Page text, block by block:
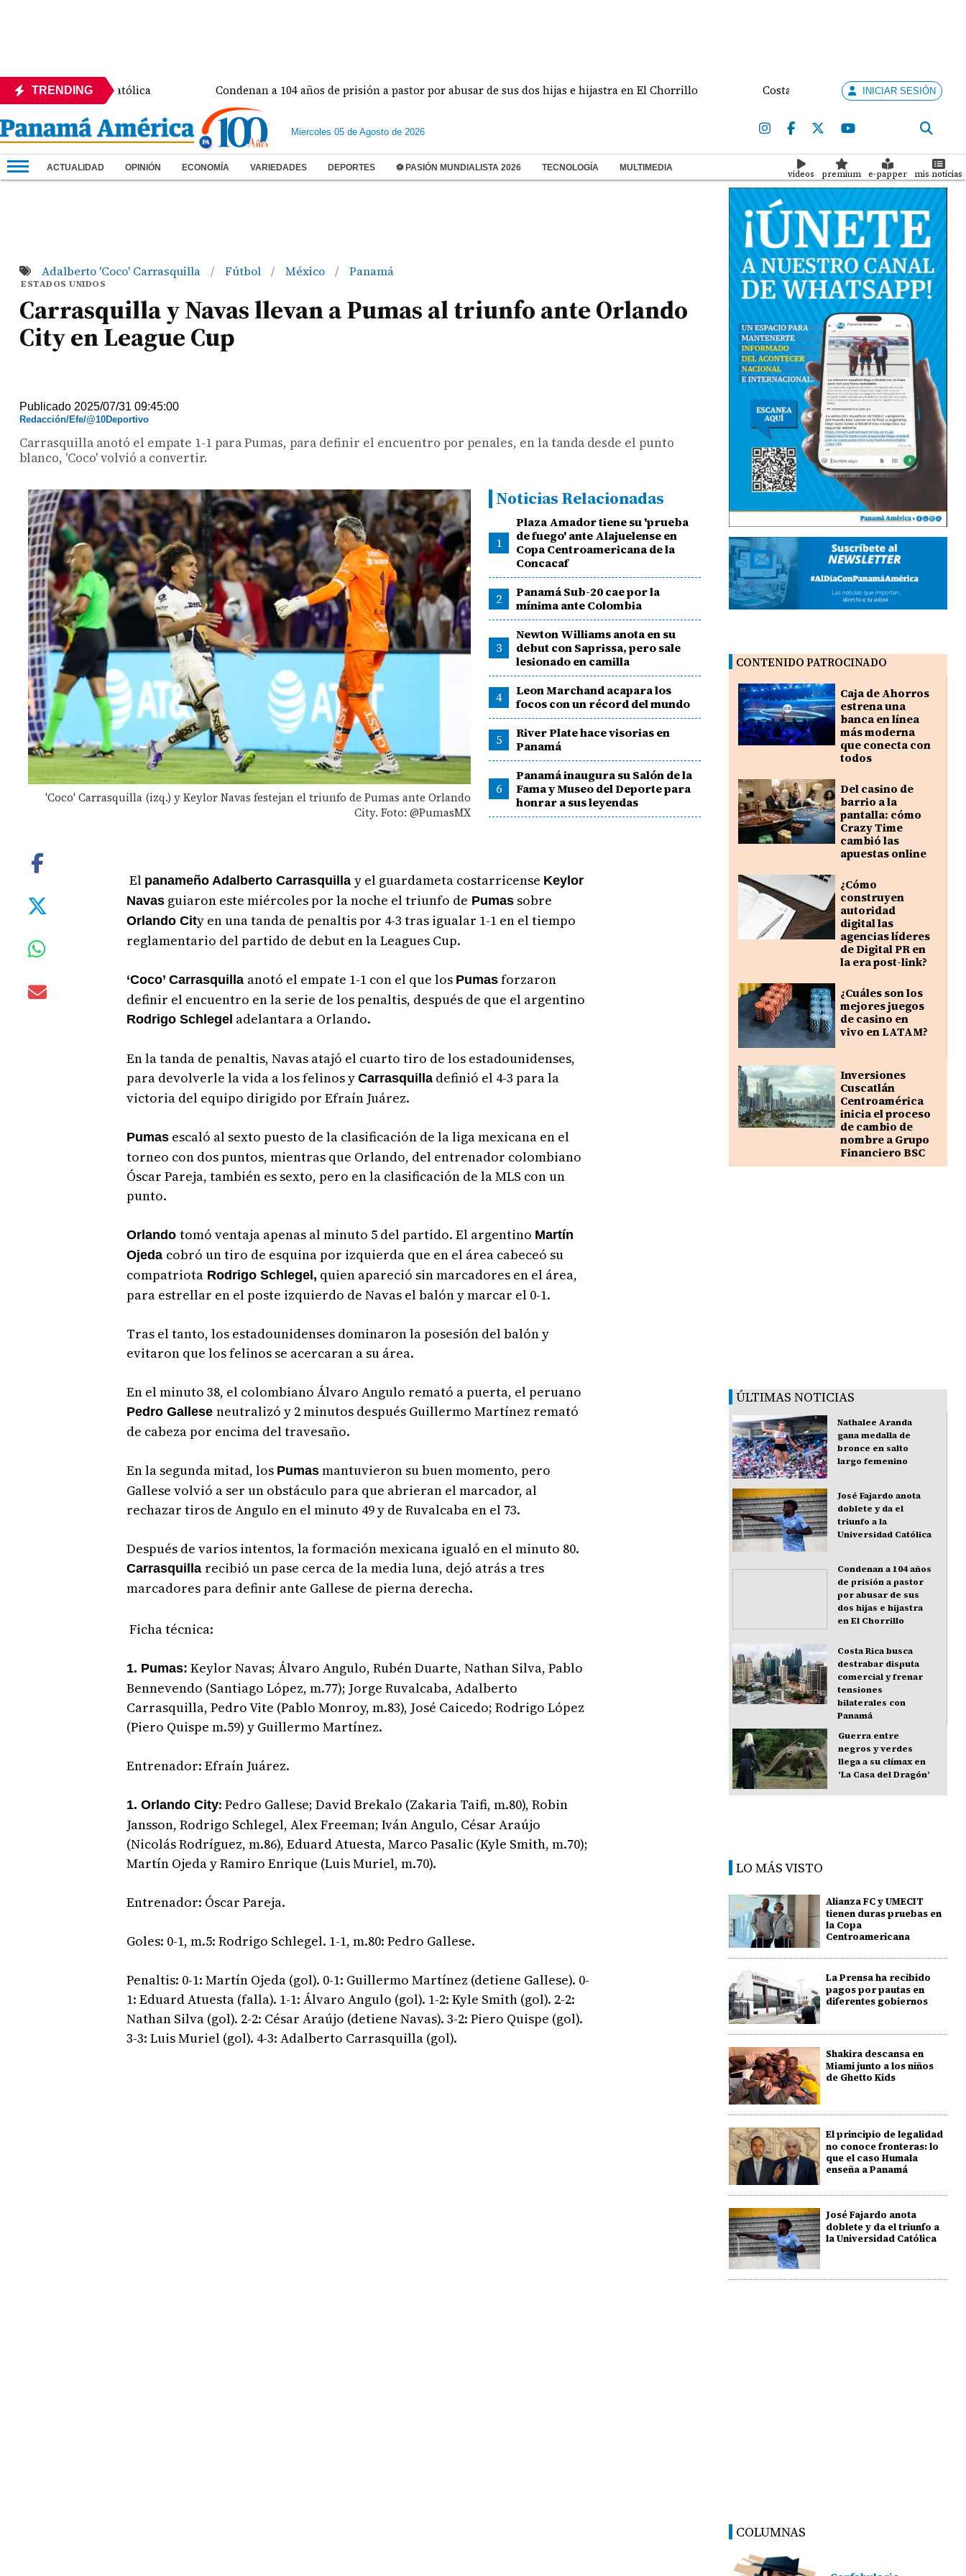
TRENDING
Católica Condenan a 104 años de prisión a pastor por abusar de sus dos hijas e hijastra en El Chorrillo Costa Rica busca destrabar disputa
INICIAR SESIÓN
Miercoles 05 de Agosto de 2026
ACTUALIDAD OPINIÓN ECONOMÍA VARIEDADES DEPORTES ⚽ PASIÓN MUNDIALISTA 2026 TECNOLOGÍA MULTIMEDIA
videos premium e-papper mis noticias
Adalberto 'Coco' Carrasquilla / Fútbol / México / Panamá
ESTADOS UNIDOS
Carrasquilla y Navas llevan a Pumas al triunfo ante Orlando
City en League Cup
Publicado 2025/07/31 09:45:00
Redacción/Efe/@10Deportivo
Carrasquilla anotó el empate 1-1 para Pumas, para definir el encuentro por penales, en la tanda desde el punto
blanco, 'Coco' volvió a convertir.
'Coco' Carrasquilla (izq.) y Keylor Navas festejan el triunfo de Pumas ante Orlando
City. Foto: @PumasMX
Noticias Relacionadas
1
Plaza Amador tiene su 'prueba
de fuego' ante Alajuelense en
Copa Centroamericana de la
Concacaf
2
Panamá Sub-20 cae por la
mínima ante Colombia
3
Newton Williams anota en su
debut con Saprissa, pero sale
lesionado en camilla
4
Leon Marchand acapara los
focos con un récord del mundo
5
River Plate hace visorias en
Panamá
6
Panamá inaugura su Salón de la
Fama y Museo del Deporte para
honrar a sus leyendas
El panameño Adalberto Carrasquilla y el guardameta costarricense Keylor
Navasguiaron este miércoles por la noche el triunfo de Pumassobre
Orlando City en una tanda de penaltis por 4-3 tras igualar 1-1 en el tiempo
reglamentario del partido de debut en la Leagues Cup.
‘Coco’ Carrasquilla anotó el empate 1-1 con el que los Pumasforzaron
definir el encuentro en la serie de los penaltis, después de que el argentino
Rodrigo Schlegel adelantara a Orlando.
En la tanda de penaltis, Navas atajó el cuarto tiro de los estadounidenses,
para devolverle la vida a los felinos y Carrasquilladefinió el 4-3 para la
victoria del equipo dirigido por Efraín Juárez.
Pumasescaló al sexto puesto de la clasificación de la liga mexicana en el
torneo con dos puntos, mientras que Orlando, del entrenador colombiano
Óscar Pareja, también es sexto, pero en la clasificación de la MLS con un
punto.
Orlando tomó ventaja apenas al minuto 5 del partido. El argentino Martín
Ojeda cobró un tiro de esquina por izquierda que en el área cabeceó su
compatriotaRodrigo Schlegel, quien apareció sin marcadores en el área,
para estrellar en el poste izquierdo de Navas el balón y marcar el 0-1.
Tras el tanto, los estadounidenses dominaron la posesión del balón y
evitaron que los felinos se acercaran a su área.
En el minuto 38, el colombiano Álvaro Angulo remató a puerta, el peruano
Pedro Gallese neutralizó y 2 minutos después Guillermo Martínez remató
de cabeza por encima del travesaño.
En la segunda mitad, los Pumasmantuvieron su buen momento, pero
Gallese volvió a ser un obstáculo para que abrieran el marcador, al
rechazar tiros de Angulo en el minuto 49 y de Ruvalcaba en el 73.
Después de varios intentos, la formación mexicana igualó en el minuto 80.
Carrasquilla recibió un pase cerca de la media luna, dejó atrás a tres
marcadores para definir ante Gallese de pierna derecha.
Ficha técnica:
1. Pumas: Keylor Navas; Álvaro Angulo, Rubén Duarte, Nathan Silva, Pablo
Bennevendo (Santiago López, m.77); Jorge Ruvalcaba, Adalberto
Carrasquilla, Pedro Vite (Pablo Monroy, m.83), José Caicedo; Rodrigo López
(Piero Quispe m.59) y Guillermo Martínez.
Entrenador: Efraín Juárez.
1. Orlando City: Pedro Gallese; David Brekalo (Zakaria Taifi, m.80), Robin
Jansson, Rodrigo Schlegel, Alex Freeman; Iván Angulo, César Araújo
(Nicolás Rodríguez, m.86), Eduard Atuesta, Marco Pasalic (Kyle Smith, m.70);
Martín Ojeda y Ramiro Enrique (Luis Muriel, m.70).
Entrenador: Óscar Pareja.
Goles: 0-1, m.5: Rodrigo Schlegel. 1-1, m.80: Pedro Gallese.
Penaltis: 0-1: Martín Ojeda (gol). 0-1: Guillermo Martínez (detiene Gallese). 0-
1: Eduard Atuesta (falla). 1-1: Álvaro Angulo (gol). 1-2: Kyle Smith (gol). 2-2:
Nathan Silva (gol). 2-2: César Araújo (detiene Navas). 3-2: Piero Quispe (gol).
3-3: Luis Muriel (gol). 4-3: Adalberto Carrasquilla (gol).
CONTENIDO PATROCINADO
Caja de Ahorros
estrena una
banca en línea
más moderna
que conecta con
todos
Del casino de
barrio a la
pantalla: cómo
Crazy Time
cambió las
apuestas online
¿Cómo
construyen
autoridad
digital las
agencias líderes
de Digital PR en
la era post-link?
¿Cuáles son los
mejores juegos
de casino en
vivo en LATAM?
Inversiones
Cuscatlán
Centroamérica
inicia el proceso
de cambio de
nombre a Grupo
Financiero BSC
ÚLTIMAS NOTICIAS
Nathalee Aranda
gana medalla de
bronce en salto
largo femenino
José Fajardo anota
doblete y da el
triunfo a la
Universidad Católica
Condenan a 104 años
de prisión a pastor
por abusar de sus
dos hijas e hijastra
en El Chorrillo
Costa Rica busca
destrabar disputa
comercial y frenar
tensiones
bilaterales con
Panamá
Guerra entre
negros y verdes
llega a su clímax en
‘La Casa del Dragón’
LO MÁS VISTO
Alianza FC y UMECIT
tienen duras pruebas en
la Copa
Centroamericana
La Prensa ha recibido
pagos por pautas en
diferentes gobiernos
Shakira descansa en
Miami junto a los niños
de Ghetto Kids
El principio de legalidad
no conoce fronteras: lo
que el caso Humala
enseña a Panamá
José Fajardo anota
doblete y da el triunfo a
la Universidad Católica
COLUMNAS